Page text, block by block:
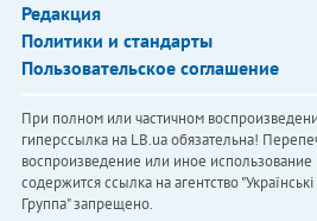
Редакция
Политики и стандарты
Пользовательское соглашение
При полном или частичном
гиперссылка на LB.ua обязательна!
воспроизведение или иное использование
содержится ссылка на агентство
Группа" запрещено.